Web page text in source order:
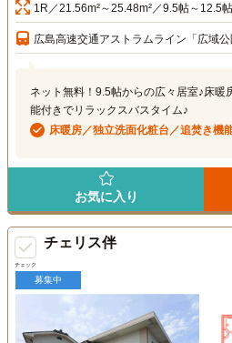
1R／21.56m²～25.48m²／9.5帖～12.5帖
広島高速交通アストラムライン「広域
ネット無料！9.5帖からの広々居室♪床
能付きでリラックスバスタイム♪
床暖房／独立洗面化粧台／追焚き機
お気に入り
チェック
チェリス伴
募集中